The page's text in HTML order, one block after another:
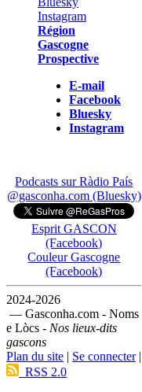
Région
Gascogne
Prospective
E-mail
Facebook
Bluesky
Instagram
Podcasts sur Ràdio País
@gasconha.com (Bluesky)
Esprit GASCON
(Facebook)
Couleur Gascogne
(Facebook)
2024-2026
— Gasconha.com - Noms
e Lòcs - Nos lieux-dits
gascons
Plan du site | Se connecter|
RSS 2.0